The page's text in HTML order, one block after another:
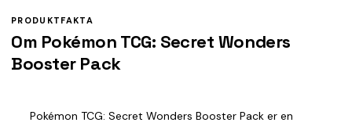
PRODUKTFAKTA
Om Pokémon TCG: Secret Wonders
Booster Pack
Pokémon TCG: Secret Wonders Booster Pack er en